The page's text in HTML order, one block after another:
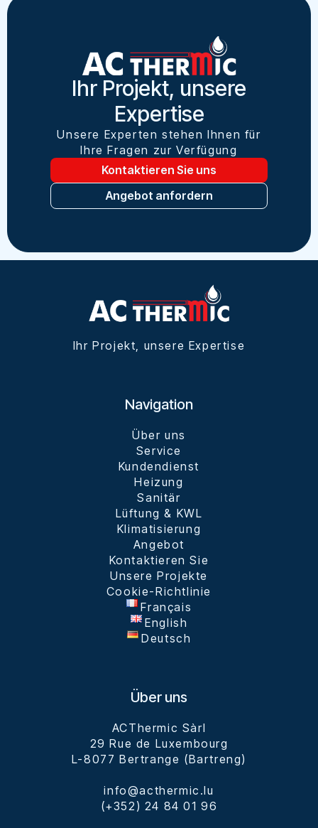
Ihr Projekt, unsere
Expertise
Unsere Experten stehen Ihnen für
Ihre Fragen zur Verfügung
Kontaktieren Sie uns
Angebot anfordern
Ihr Projekt, unsere Expertise
Navigation
Über uns
Service
Kundendienst
Heizung
Sanitär
Lüftung & KWL
Klimatisierung
Angebot
Kontaktieren Sie
Unsere Projekte
Cookie-Richtlinie
Français
English
Deutsch
Über uns
ACThermic Sàrl
29 Rue de Luxembourg
L-8077 Bertrange (Bartreng)
info@acthermic.lu
(+352) 24 84 01 96